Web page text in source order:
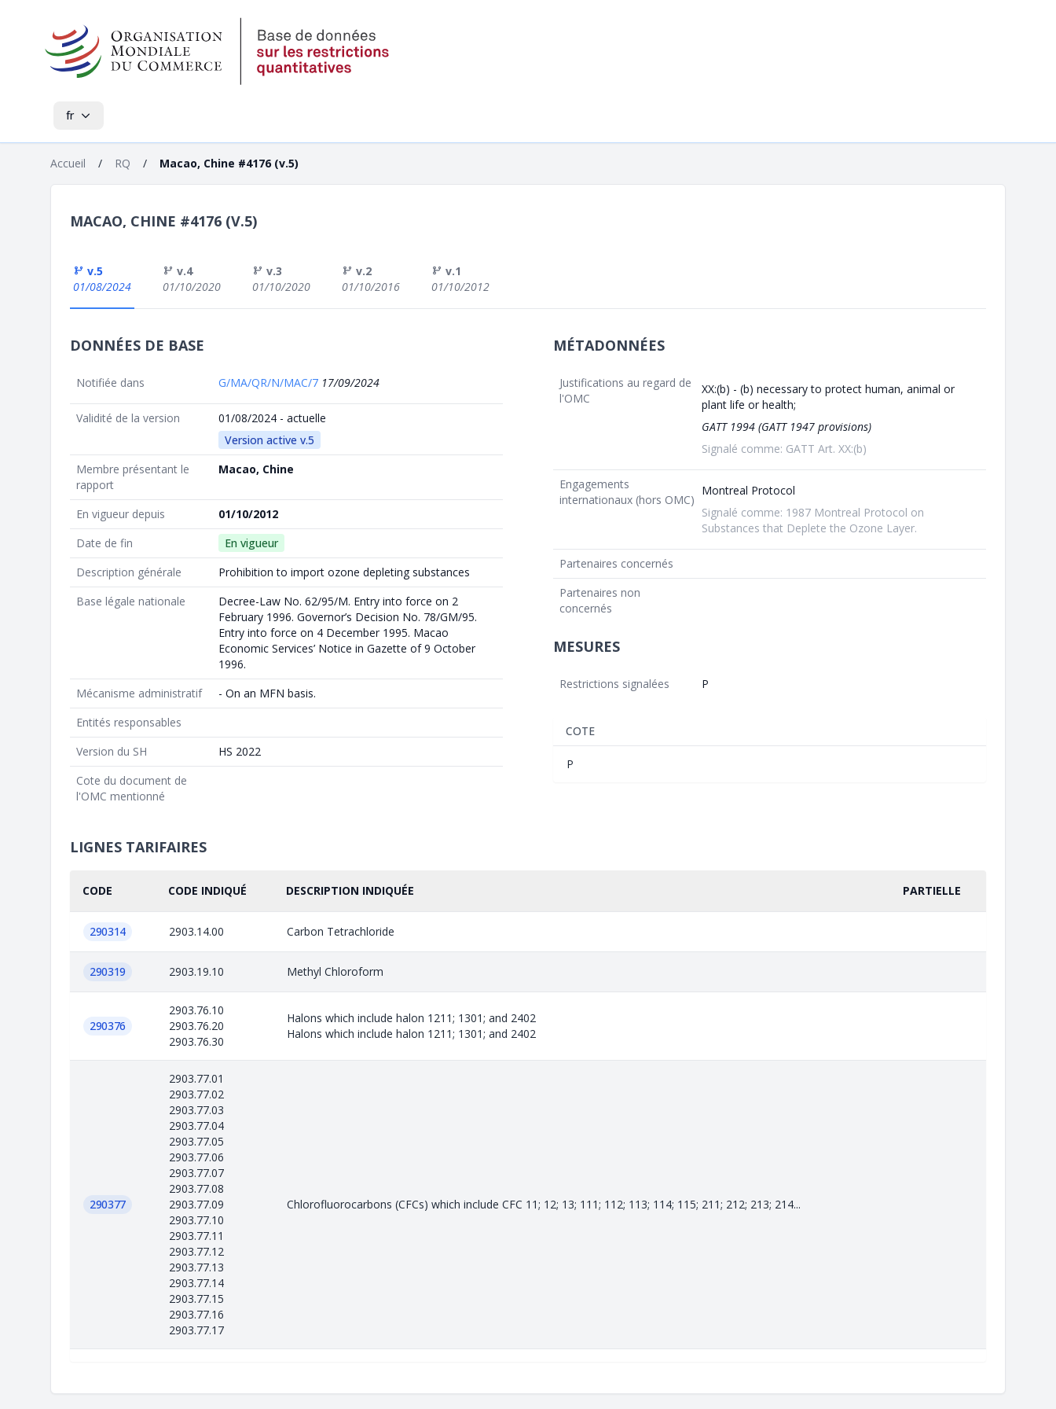
fr
Accueil / RQ / Macao, Chine #4176 (v.5)
MACAO, CHINE #4176 (V.5)
v.5
01/08/2024
v.4
01/10/2020
v.3
01/10/2020
v.2
01/10/2016
v.1
01/10/2012
DONNÉES DE BASE
Notifiée dans G/MA/QR/N/MAC/7 17/09/2024
Validité de la version
01/08/2024 - actuelle
Version active v.5
Membre présentant le
rapport
Macao, Chine
En vigueur depuis
01/10/2012
Date de fin
En vigueur
Description générale
Prohibition to import ozone depleting substances
Base légale nationale
Decree-Law No. 62/95/M. Entry into force on 2
February 1996. Governor’s Decision No. 78/GM/95.
Entry into force on 4 December 1995. Macao
Economic Services’ Notice in Gazette of 9 October
1996.
Mécanisme administratif
- On an MFN basis.
Entités responsables
Version du SH
HS 2022
Cote du document de
l'OMC mentionné
MÉTADONNÉES
Justifications au regard de
l'OMC
XX:(b) - (b) necessary to protect human, animal or
plant life or health;
GATT 1994 (GATT 1947 provisions)
Signalé comme: GATT Art. XX:(b)
Engagements
internationaux (hors OMC)
Montreal Protocol
Signalé comme: 1987 Montreal Protocol on
Substances that Deplete the Ozone Layer.
Partenaires concernés
Partenaires non
concernés
MESURES
Restrictions signalées P
COTE
P
LIGNES TARIFAIRES
CODE CODE INDIQUÉ DESCRIPTION INDIQUÉE PARTIELLE
290314 2903.14.00 Carbon Tetrachloride
290319 2903.19.10 Methyl Chloroform
290376
2903.76.10
2903.76.20
2903.76.30
Halons which include halon 1211; 1301; and 2402
Halons which include halon 1211; 1301; and 2402
290377
2903.77.01
2903.77.02
2903.77.03
2903.77.04
2903.77.05
2903.77.06
2903.77.07
2903.77.08
2903.77.09
2903.77.10
2903.77.11
2903.77.12
2903.77.13
2903.77.14
2903.77.15
2903.77.16
2903.77.17
Chlorofluorocarbons (CFCs) which include CFC 11; 12; 13; 111; 112; 113; 114; 115; 211; 212; 213; 214...